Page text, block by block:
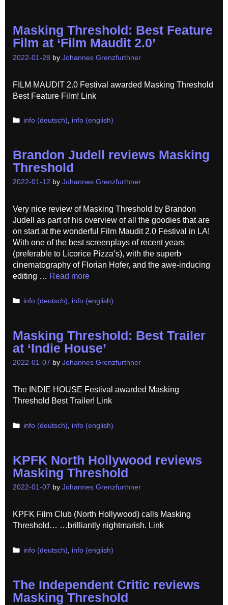
Masking Threshold: Best Feature
Film at ‘Film Maudit 2.0’
2022-01-28 by Johannes Grenzfurthner
FILM MAUDIT 2.0 Festival awarded Masking Threshold
Best Feature Film! Link
Categories
info (deutsch) info (english)
Brandon Judell reviews Masking
Threshold
2022-01-12 by Johannes Grenzfurthner
Very nice review of Masking Threshold by Brandon
Judell as part of his overview of all the goodies that are
on start at the wonderful Film Maudit 2.0 Festival in LA!
With one of the best screenplays of recent years
(preferable to Licorice Pizza’s), with the superb
cinematography of Florian Hofer, and the awe-inducing
editing … Read more
Categories
info (deutsch) info (english)
Masking Threshold: Best Trailer
at ‘Indie House’
2022-01-07 by Johannes Grenzfurthner
The INDIE HOUSE Festival awarded Masking
Threshold Best Trailer! Link
Categories
info (deutsch) info (english)
KPFK North Hollywood reviews
Masking Threshold
2022-01-07 by Johannes Grenzfurthner
KPFK Film Club (North Hollywood) calls Masking
Threshold… …brilliantly nightmarish. Link
Categories
info (deutsch) info (english)
The Independent Critic reviews
Masking Threshold